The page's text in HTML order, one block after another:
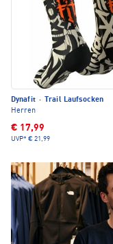
Dynafit ·
Trail Laufsocken
Herren
€ 17,99
UVP* € 21,99